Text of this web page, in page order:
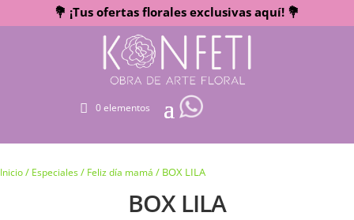
💐 ¡Tus ofertas florales exclusivas aquí! 💐
0 elementos
Inicio/ Especiales/ Feliz día mamá / BOX LILA
BOX LILA